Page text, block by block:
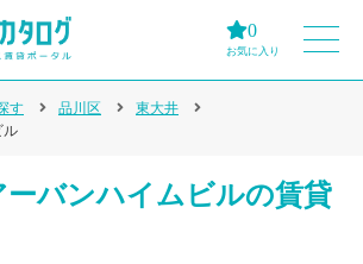
0
お気に入り
す 品川区
東大井
ル
ーバンハイムビルの賃貸